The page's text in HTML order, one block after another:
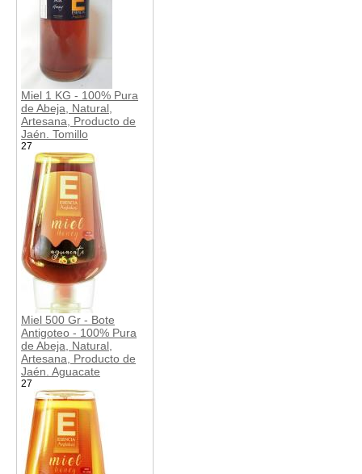
Miel 1 KG - 100% Pura
de Abeja, Natural,
Artesana, Producto de
Jaén. Tomillo
27
Miel 500 Gr - Bote
Antigoteo - 100% Pura
de Abeja, Natural,
Artesana, Producto de
Jaén. Aguacate
27